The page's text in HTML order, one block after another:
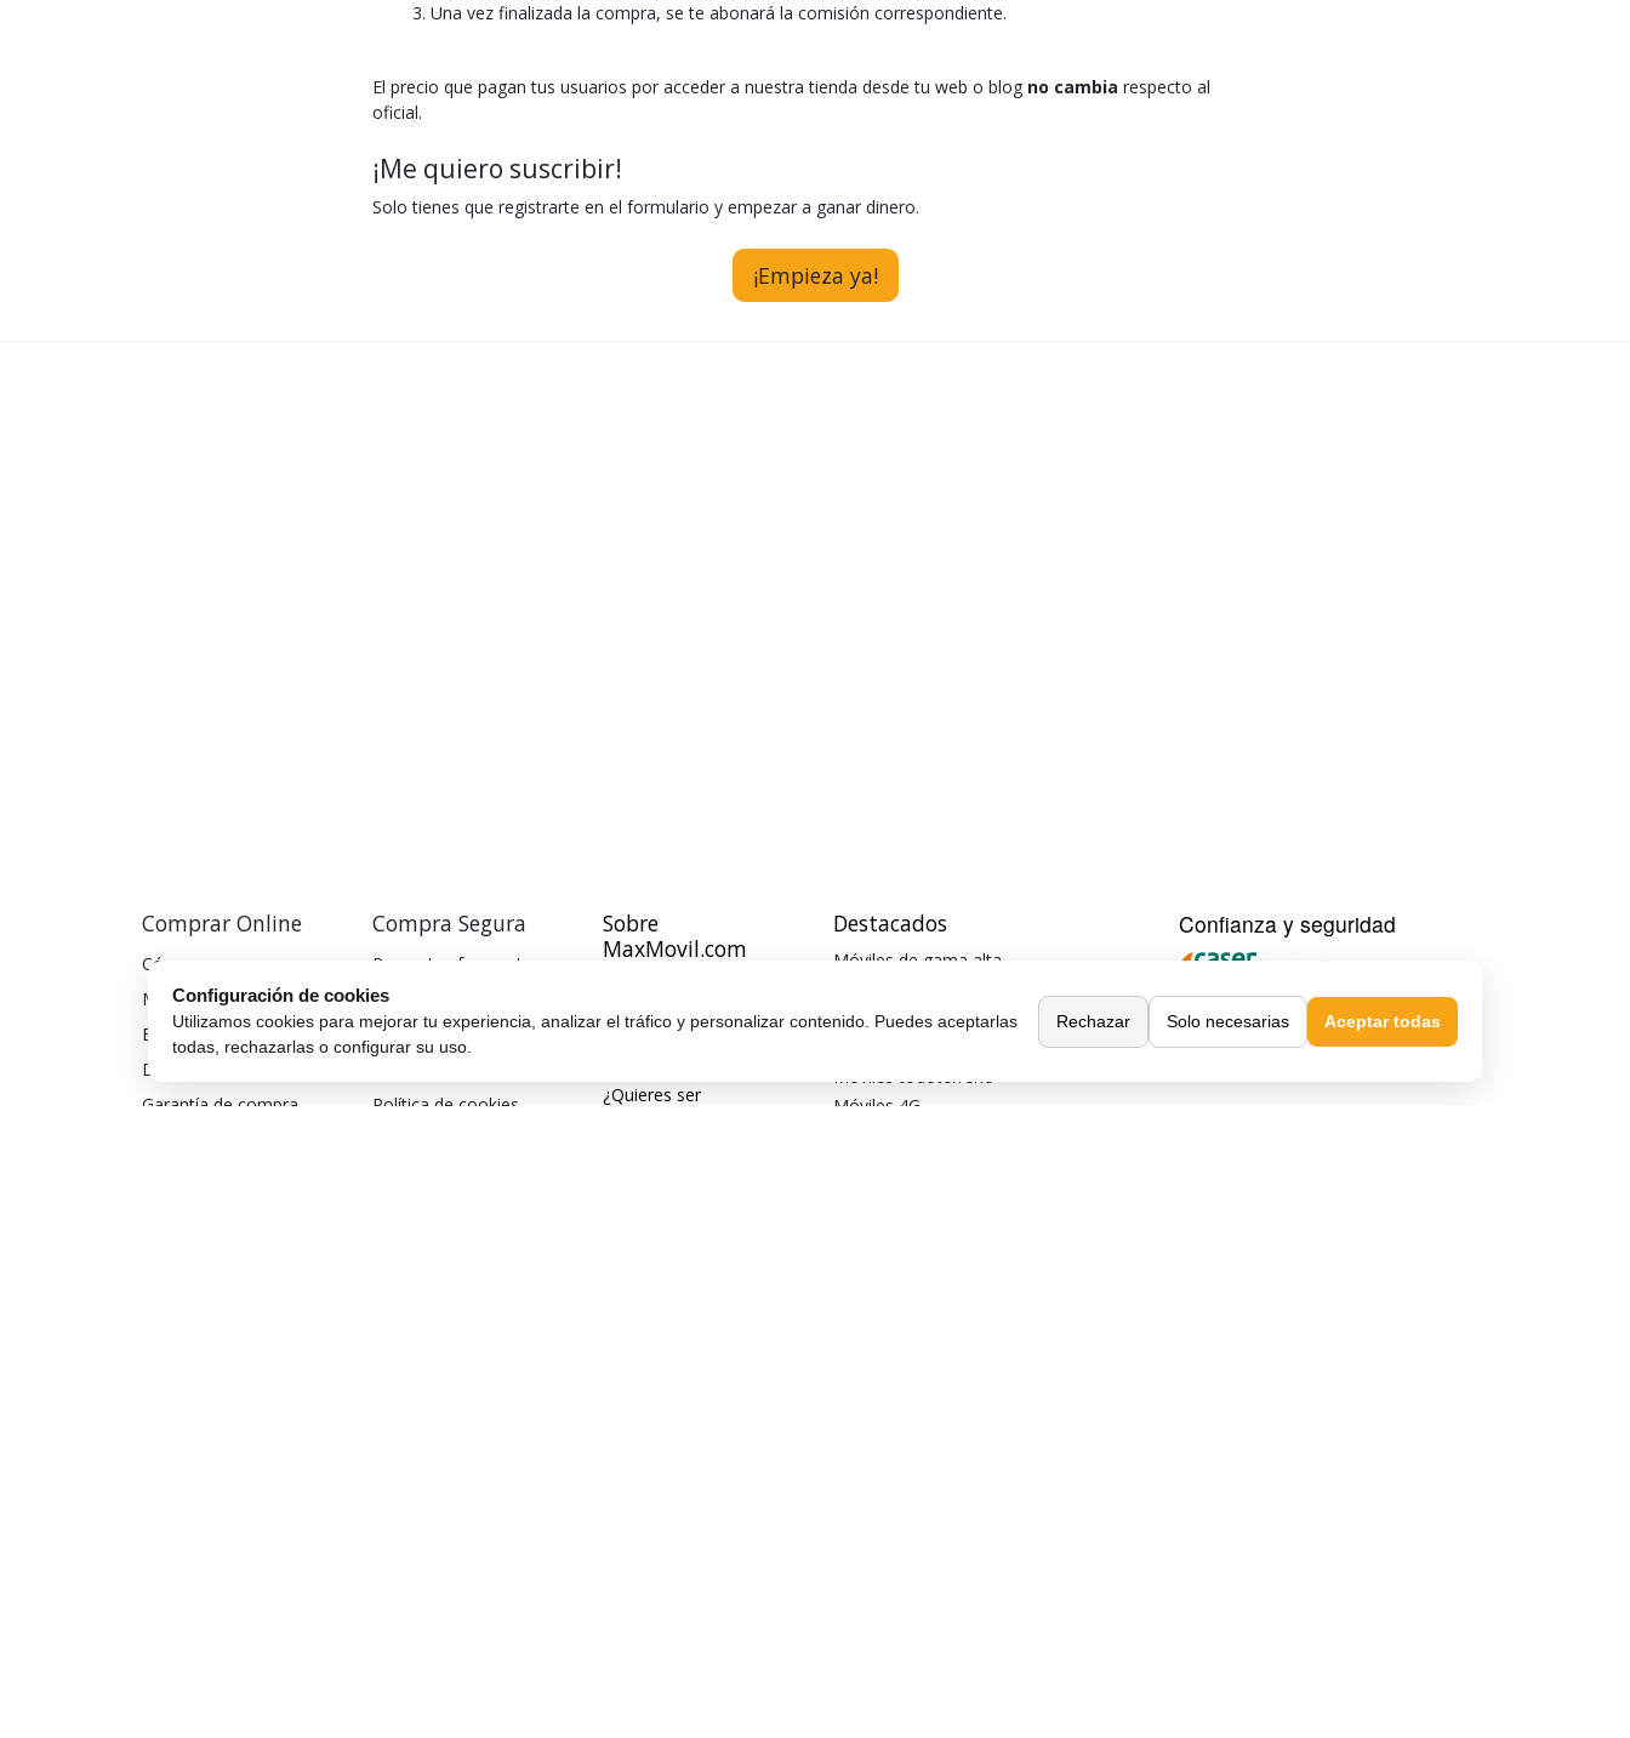
Una vez finalizada la compra, se te abonará la comisión correspondiente.
El precio que pagan tus usuarios por acceder a nuestra tienda desde tu web o blog no cambia respecto al
oficial.
¡Me quiero suscribir!
Solo tienes que registrarte en el formulario y empezar a ganar dinero.
¡Empieza ya!
Comprar Online
Cómo comprar
Métodos de pago
Envío y entrega
Devoluciones y cambios
Garantía de compra
Compra Segura
Preguntas frecuentes
Seguros para móviles
Aviso legal
Política de cookies
Sobre
MaxMovil.com
Contacta con nosotros
¿Quieres ser
Destacados
Móviles de gama alta
Móviles sin marcos
Móviles todoterreno
Móviles 4G
Confianza y seguridad
Configuración de cookies
Utilizamos cookies para mejorar tu experiencia, analizar el tráfico y personalizar contenido. Puedes aceptarlas
todas, rechazarlas o configurar su uso.
Rechazar Solo necesarias Aceptar todas